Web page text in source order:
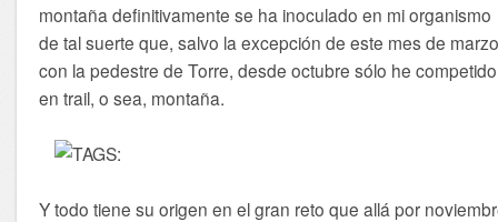
montaña definitivamente se ha inoculado en mi organismo
de tal suerte que, salvo la excepción de este mes de
con la pedestre de Torre, desde octubre sólo he competido
en trail, o sea, montaña.
Y todo tiene su origen en el gran reto que allá por